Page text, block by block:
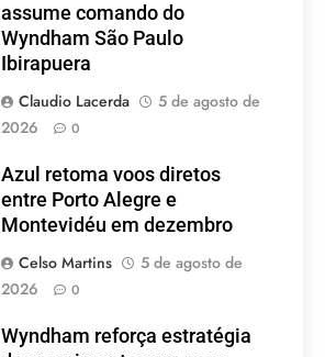
assume comando do
Wyndham São Paulo
Ibirapuera
Claudio Lacerda
5 de agosto de
2026
0
Azul retoma voos diretos
entre Porto Alegre e
Montevidéu em dezembro
Celso Martins
5 de agosto de
2026
0
Wyndham reforça estratégia